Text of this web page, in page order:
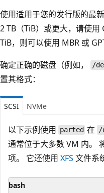
使用适用于您的发行版的最
2 TB（TiB）或更大，请使
TiB，则可以使用 MBR 或
确定正确的磁盘（例如，
/
置其格式：
SCSI NVMe
以下示例使用 parted 在 /
通常位于大多数 VM 内。
项。 它还使用 XFS 文件系
bash